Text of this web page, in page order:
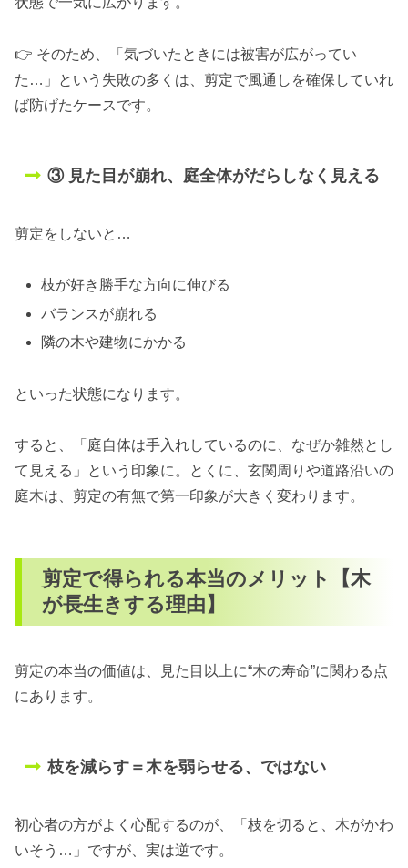
👉 そのため、「気づいたときには被害が広がってい
た…」という失敗の多くは、剪定で風通しを確保していれ
ば防げたケースです。
③ 見た目が崩れ、庭全体がだらしなく見える
剪定をしないと…
枝が好き勝手な方向に伸びる
バランスが崩れる
隣の木や建物にかかる
といった状態になります。
すると、「庭自体は手入れしているのに、なぜか雑然とし
て見える」という印象に。とくに、玄関周りや道路沿いの
庭木は、剪定の有無で第一印象が大きく変わります。
剪定で得られる本当のメリット【木
が長生きする理由】
剪定の本当の価値は、見た目以上に“木の寿命”に関わる点
にあります。
枝を減らす＝木を弱らせる、ではない
初心者の方がよく心配するのが、「枝を切ると、木がかわ
いそう…」ですが、実は逆です。